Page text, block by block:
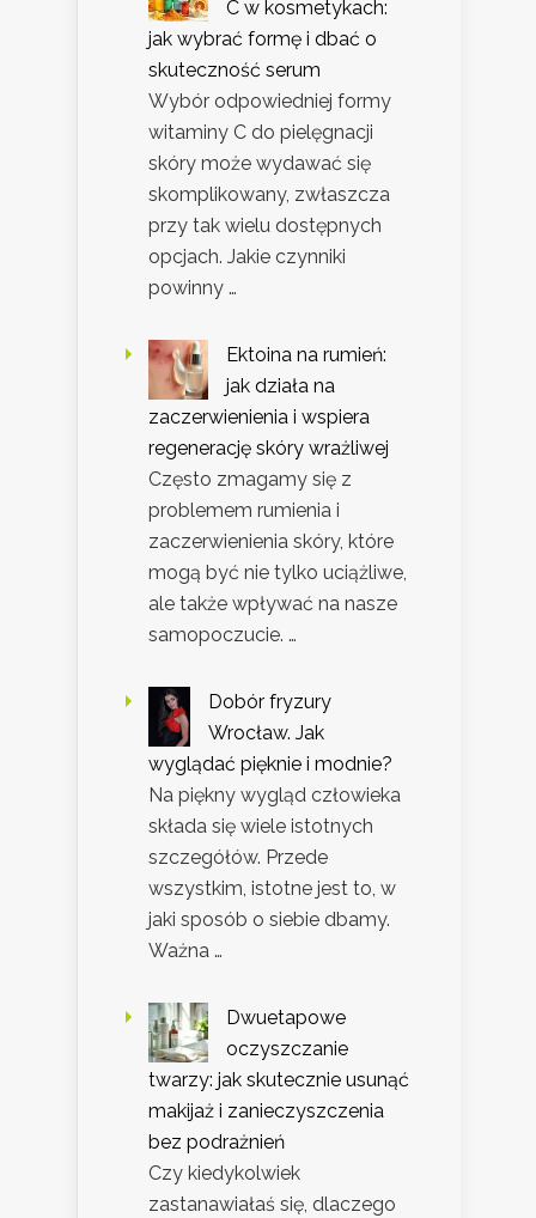
C w kosmetykach:
jak wybrać formę i dbać o
skuteczność serum
Wybór odpowiedniej formy
witaminy C do pielęgnacji
skóry może wydawać się
skomplikowany, zwłaszcza
przy tak wielu dostępnych
opcjach. Jakie czynniki
powinny …
Ektoina na rumień:
jak działa na
zaczerwienienia i wspiera
regenerację skóry wrażliwej
Często zmagamy się z
problemem rumienia i
zaczerwienienia skóry, które
mogą być nie tylko uciążliwe,
ale także wpływać na nasze
samopoczucie. …
Dobór fryzury
Wrocław. Jak
wyglądać pięknie i modnie?
Na piękny wygląd człowieka
składa się wiele istotnych
szczegółów. Przede
wszystkim, istotne jest to, w
jaki sposób o siebie dbamy.
Ważna …
Dwuetapowe
oczyszczanie
twarzy: jak skutecznie usunąć
makijaż i zanieczyszczenia
bez podrażnień
Czy kiedykolwiek
zastanawiałaś się, dlaczego